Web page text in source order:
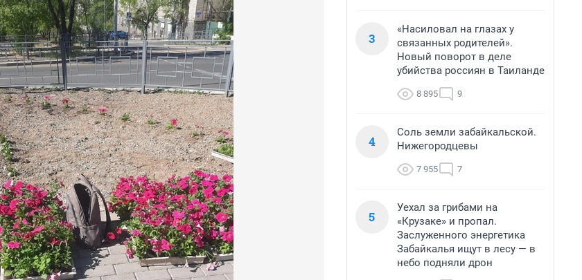
3
«Насиловал на глазах у
связанных родителей».
Новый поворот в деле
убийства россиян в Таиланде
8 895 9
4
Соль земли забайкальской.
Нижегородцевы
7 955 7
5
Уехал за грибами на
«Крузаке» и пропал.
Заслуженного энергетика
Забайкалья ищут в лесу — в
небо подняли дрон